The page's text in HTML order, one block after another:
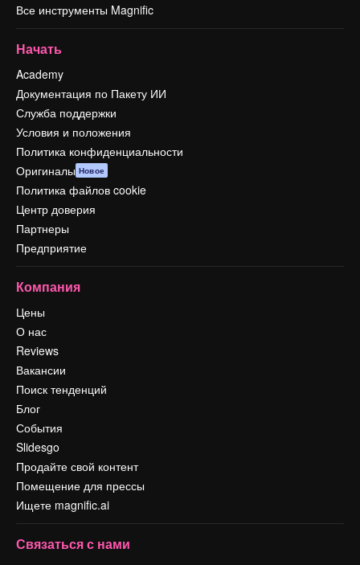
Все инструменты Magnific
Начать
Academy
Документация по Пакету ИИ
Служба поддержки
Условия и положения
Политика конфиденциальности
Оригиналы Новое
Политика файлов cookie
Центр доверия
Партнеры
Предприятие
Компания
Цены
О нас
Reviews
Вакансии
Поиск тенденций
Блог
События
Slidesgo
Продайте свой контент
Помещение для прессы
Ищете magnific.ai
Связаться с нами